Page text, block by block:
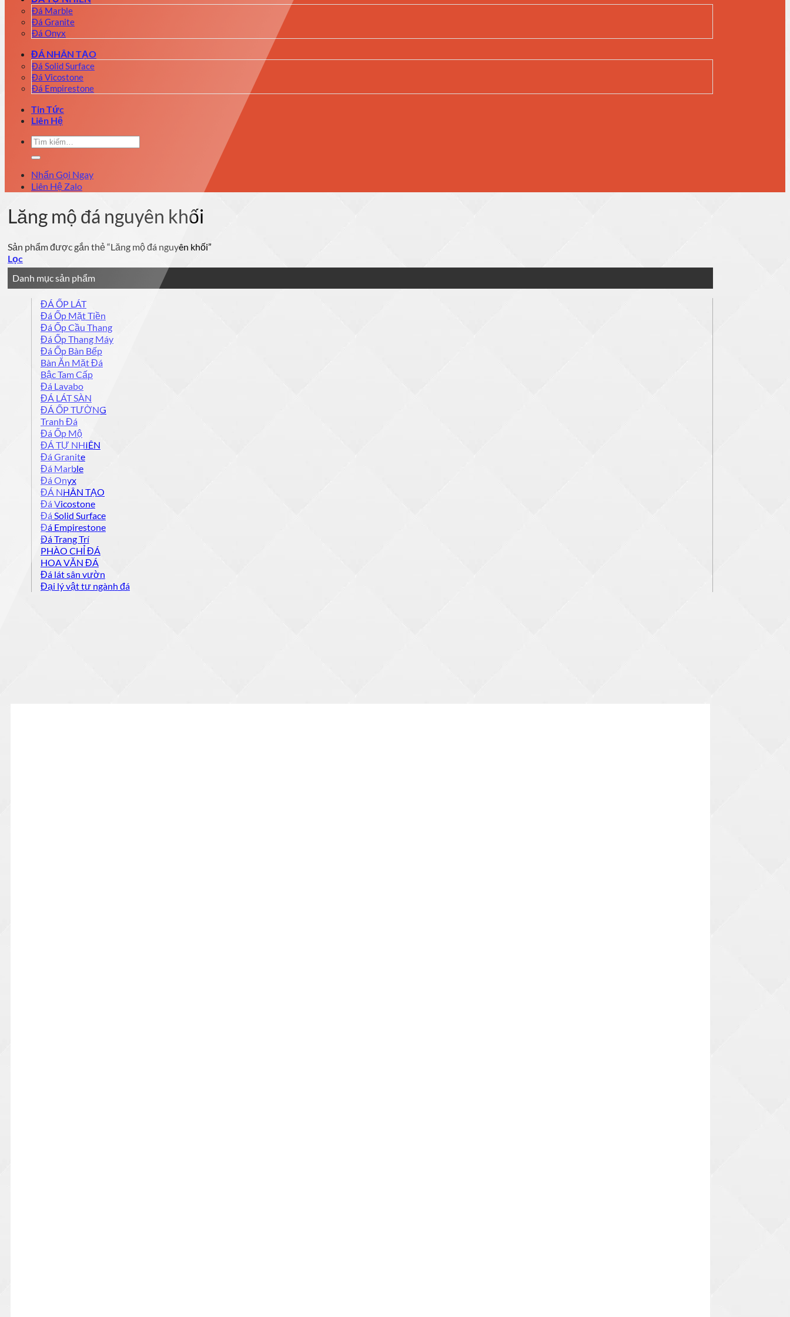
Đá Marble
Đá Granite
Đá Onyx
ĐÁ NHÂN TẠO
Đá Solid Surface
Đá Vicostone
Đá Empirestone
Tin Tức
Liên Hệ
Tìm
kiếm:
Nhấn Gọi Ngay
Liên Hệ Zalo
Lăng mộ đá nguyên khối
Sản phẩm được gắn thẻ “Lăng mộ đá nguyên khối”
Lọc
Danh mục sản phẩm
ĐÁ ỐP LÁT
Đá Ốp Mặt Tiền
Đá Ốp Cầu Thang
Đá Ốp Thang Máy
Đá Ốp Bàn Bếp
Bàn Ăn Mặt Đá
Bậc Tam Cấp
Đá Lavabo
ĐÁ LÁT SÀN
ĐÁ ỐP TƯỜNG
Tranh Đá
Đá Ốp Mộ
ĐÁ TỰ NHIÊN
Đá Granite
Đá Marble
Đá Onyx
ĐÁ NHÂN TẠO
Đá Vicostone
Đá Solid Surface
Đá Empirestone
Đá Trang Trí
PHÀO CHỈ ĐÁ
HOA VĂN ĐÁ
Đá lát sân vườn
Đại lý vật tư ngành đá